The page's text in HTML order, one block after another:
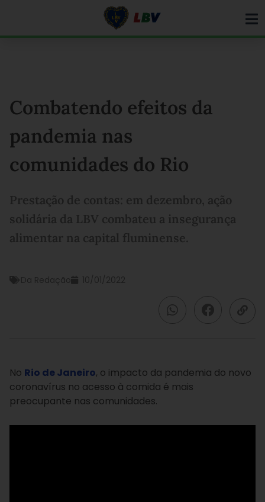
Combatendo efeitos da
pandemia nas
comunidades do Rio
Prestação de contas: em dezembro, ação
solidária da LBV combateu a insegurança
alimentar na capital fluminense.
Da Redação 10/01/2022
No Rio de Janeiro, o impacto da pandemia do novo
coronavírus no acesso à comida é mais
preocupante nas comunidades.